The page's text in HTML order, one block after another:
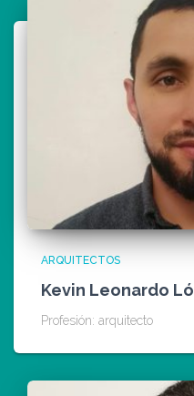
ARQUITECTOS
Kevin Leonardo
Profesión: arquitecto